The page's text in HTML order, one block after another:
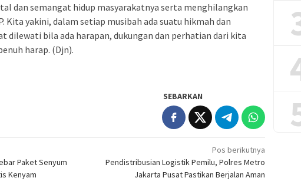
dan semangat hidup masyarakatnya serta menghilangkan
Kita yakini, dalam setiap musibah ada suatu hikmah dan
dilewati bila ada harapan, dukungan dan perhatian dari kita
harap. (Djn).
SEBARKAN
Paket Senyum
Kenyam
Pos berikutnya
Pendistribusian Logistik Pemilu, Polres Metro
Jakarta Pusat Pastikan Berjalan Aman